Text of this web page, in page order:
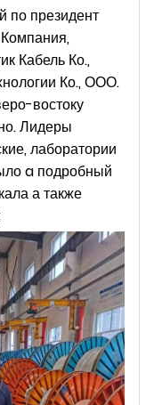
по президент
Кабель Ко.,
Ко., ООО.
востоку
Лидеры
лаборатории
a подробный
а также